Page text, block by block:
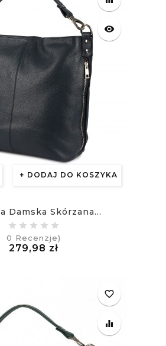
DODAJ DO KOSZYKA
visibility
Damska Skórzana...
0 Recenzje)
279,98 zł
favorite_border
equalizer